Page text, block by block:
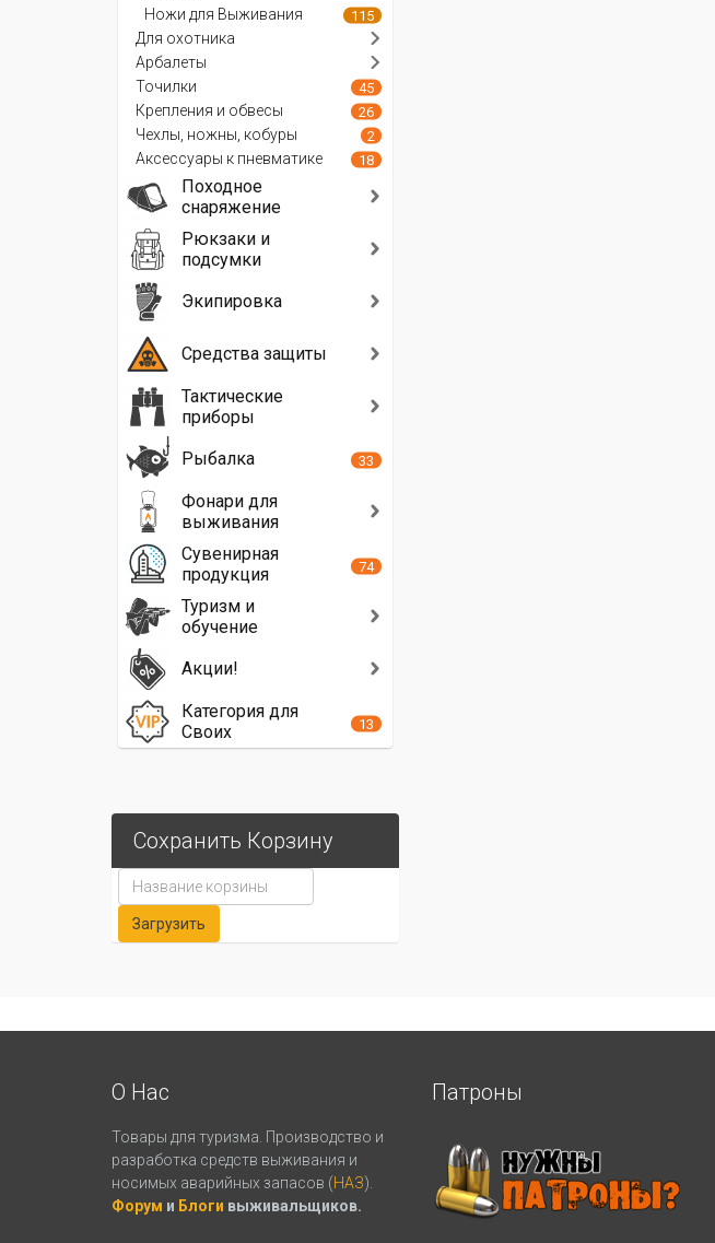
Ножи для Выживания 115
Для охотника
Арбалеты
Точилки
45
Крепления и обвесы 26
Чехлы, ножны, кобуры 2
Аксессуары к пневматике 18
Походное
снаряжение
Рюкзаки и
подсумки
Экипировка
Средства защиты
Тактические
приборы
Рыбалка
33
Фонари для
выживания
Сувенирная
продукция
74
Туризм и
обучение
Акции!
Категория для
Своих
13
Сохранить Корзину
О Нас
Товары для туризма. Производство и
разработка средств выживания и
носимых аварийных запасов (НАЗ).
Форум и Блоги выживальщиков.
Патроны